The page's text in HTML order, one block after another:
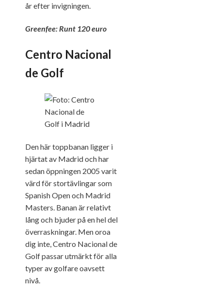
år efter invigningen.
Greenfee: Runt 120 euro
Centro Nacional
de Golf
Den här toppbanan ligger i
hjärtat av Madrid och har
sedan öppningen 2005 varit
värd för stortävlingar som
Spanish Open och Madrid
Masters. Banan är relativt
lång och bjuder på en hel del
överraskningar. Men oroa
dig inte, Centro Nacional de
Golf passar utmärkt för alla
typer av golfare oavsett
nivå.